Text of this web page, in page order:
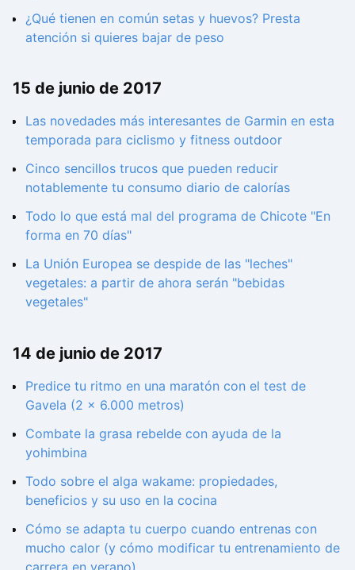
¿Qué tienen en común setas y huevos? Presta
atención si quieres bajar de peso
15 de junio de 2017
Las novedades más interesantes de Garmin en esta
temporada para ciclismo y fitness outdoor
Cinco sencillos trucos que pueden reducir
notablemente tu consumo diario de calorías
Todo lo que está mal del programa de Chicote "En
forma en 70 días"
La Unión Europea se despide de las "leches"
vegetales: a partir de ahora serán "bebidas
vegetales"
14 de junio de 2017
Predice tu ritmo en una maratón con el test de
Gavela (2 x 6.000 metros)
Combate la grasa rebelde con ayuda de la
yohimbina
Todo sobre el alga wakame: propiedades,
beneficios y su uso en la cocina
Cómo se adapta tu cuerpo cuando entrenas con
mucho calor (y cómo modificar tu entrenamiento de
carrera en verano)